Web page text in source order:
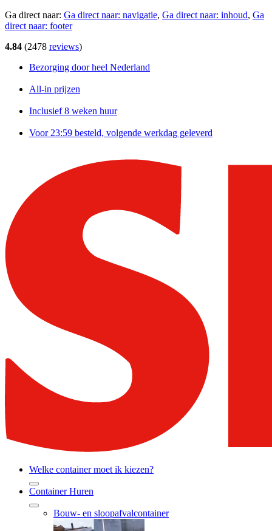
Ga direct naar: Ga direct naar: navigatie, Ga direct naar: inhoud, Ga
direct naar: footer
4.84 (2478 reviews)
Bezorging door heel Nederland
All-in prijzen
Inclusief 8 weken huur
Voor 23:59 besteld, volgende werkdag geleverd
Welke container moet ik kiezen?
Container Huren
Bouw- en sloopafvalcontainer